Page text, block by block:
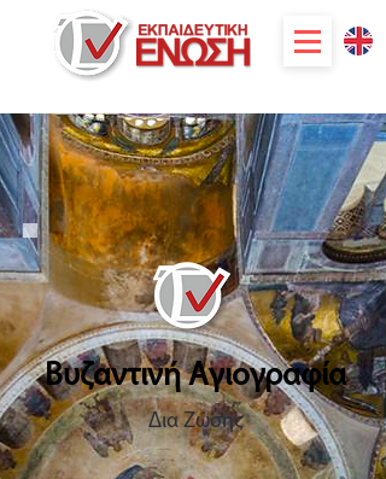
Βυζαντινή Αγιογραφία
Δια Ζώσης